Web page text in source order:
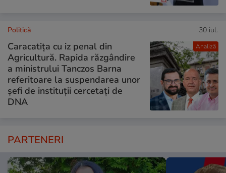
Analiză
Politică 30 iul.
Caracatița cu iz penal din
Agricultură. Rapida răzgândire
a ministrului Tanczos Barna
referitoare la suspendarea unor
șefi de instituții cercetați de
DNA
PARTENERI